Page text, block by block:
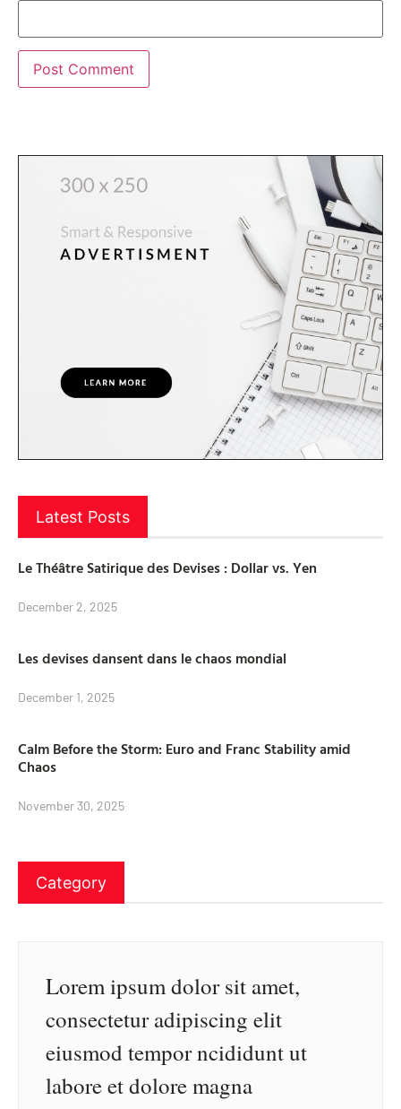
Latest Posts
Le Théâtre Satirique des Devises : Dollar vs. Yen
December 2, 2025
Les devises dansent dans le chaos mondial
December 1, 2025
Calm Before the Storm: Euro and Franc Stability amid
Chaos
November 30, 2025
Category
Lorem ipsum dolor sit amet,
consectetur adipiscing elit
eiusmod tempor ncididunt ut
labore et dolore magna